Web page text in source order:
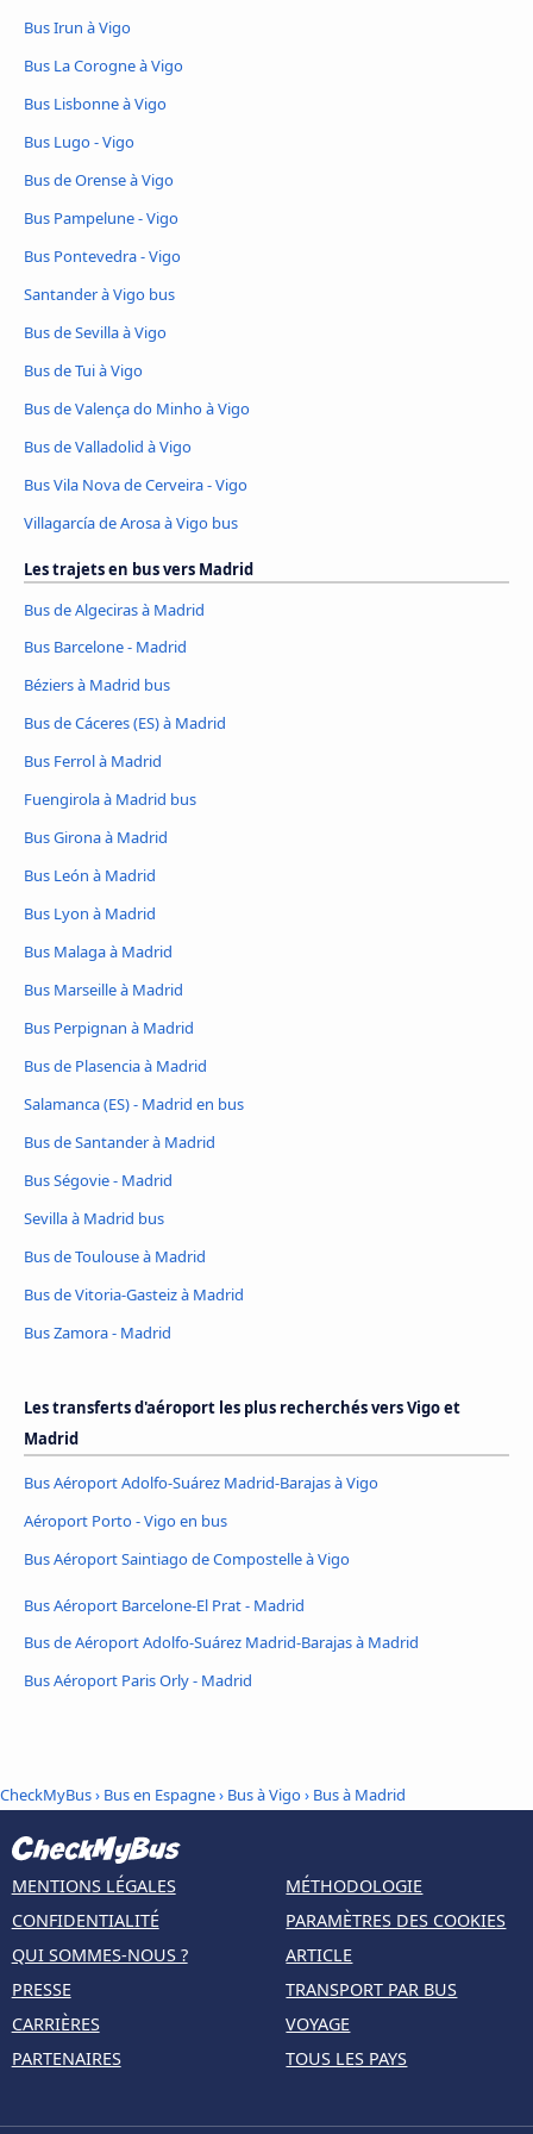
Bus Irun à Vigo
Bus La Corogne à Vigo
Bus Lisbonne à Vigo
Bus Lugo - Vigo
Bus de Orense à Vigo
Bus Pampelune - Vigo
Bus Pontevedra - Vigo
Santander à Vigo bus
Bus de Sevilla à Vigo
Bus de Tui à Vigo
Bus de Valença do Minho à Vigo
Bus de Valladolid à Vigo
Bus Vila Nova de Cerveira - Vigo
Villagarcía de Arosa à Vigo bus
Les trajets en bus vers Madrid
Bus de Algeciras à Madrid
Bus Barcelone - Madrid
Béziers à Madrid bus
Bus de Cáceres‎ (ES) à Madrid
Bus Ferrol à Madrid
Fuengirola à Madrid bus
Bus Girona à Madrid
Bus León à Madrid
Bus Lyon à Madrid
Bus Malaga à Madrid
Bus Marseille à Madrid
Bus Perpignan à Madrid
Bus de Plasencia à Madrid
Salamanca (ES) - Madrid en bus
Bus de Santander à Madrid
Bus Ségovie - Madrid
Sevilla à Madrid bus
Bus de Toulouse à Madrid
Bus de Vitoria-Gasteiz à Madrid
Bus Zamora - Madrid
Les transferts d'aéroport les plus recherchés vers Vigo et
Madrid
Bus Aéroport Adolfo-Suárez Madrid-Barajas à Vigo
Aéroport Porto - Vigo en bus
Bus Aéroport Saintiago de Compostelle à Vigo
Bus Aéroport Barcelone-El Prat - Madrid
Bus de Aéroport Adolfo-Suárez Madrid-Barajas à Madrid
Bus Aéroport Paris Orly - Madrid
CheckMyBus› Bus en Espagne› Bus à Vigo› Bus à Madrid
MENTIONS LÉGALES
CONFIDENTIALITÉ
QUI SOMMES-NOUS ?
PRESSE
CARRIÈRES
PARTENAIRES
MÉTHODOLOGIE
PARAMÈTRES DES COOKIES
ARTICLE
TRANSPORT PAR BUS
VOYAGE
TOUS LES PAYS